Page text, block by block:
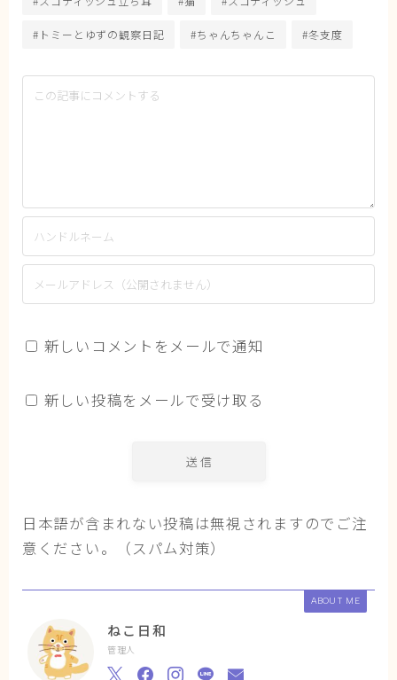
#トミーとゆずの観察日記 #ちゃんちゃんこ #冬支度
新しいコメントをメールで通知
新しい投稿をメールで受け取る
日本語が含まれない投稿は無視されますのでご注
意ください。（スパム対策）
ABOUT ME
ねこ日和
管理人